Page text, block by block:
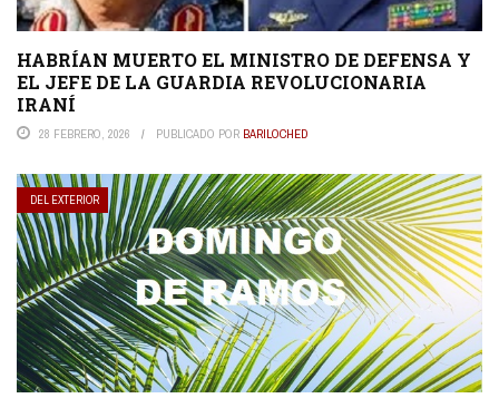
HABRÍAN MUERTO EL MINISTRO DE DEFENSA Y
EL JEFE DE LA GUARDIA REVOLUCIONARIA
IRANÍ
28 FEBRERO, 2026 PUBLICADO POR BARILOCHED
DEL EXTERIOR